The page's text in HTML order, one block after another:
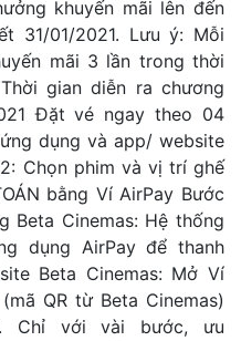
khuyến mãi lên đến
31/01/2021. Lưu ý: Mỗi
mãi 3 lần trong thời
gian diễn ra chương
Đặt vé ngay theo 04
dụng và app/ website
Chọn phim và vị trí ghế
bằng Ví AirPay Bước
Beta Cinemas: Hệ thống
dụng AirPay để thanh
Beta Cinemas: Mở Ví
QR từ Beta Cinemas)
Chỉ với vài bước, ưu